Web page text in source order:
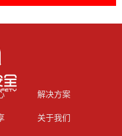
解决方案
关于我们